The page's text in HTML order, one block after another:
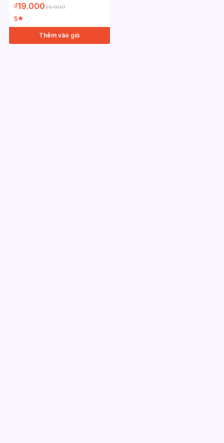
₫19.00025.000
5★
Thêm vào giỏ